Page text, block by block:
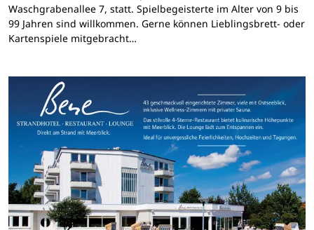
Waschgrabenallee 7, statt. Spielbegeisterte im Alter von 9 bis
99 Jahren sind willkommen. Gerne können Lieblingsbrett- oder
Kartenspiele mitgebracht…